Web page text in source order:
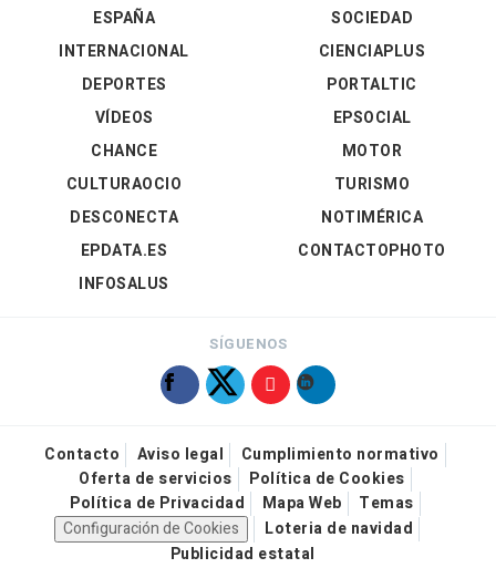
ESPAÑA
INTERNACIONAL
DEPORTES
VÍDEOS
SOCIEDAD
CIENCIAPLUS
PORTALTIC
EPSOCIAL
CHANCE
CULTURAOCIO
DESCONECTA
EPDATA.ES
INFOSALUS
MOTOR
TURISMO
NOTIMÉRICA
CONTACTOPHOTO
SÍGUENOS
Contacto Aviso legal
Cumplimiento normativo
Oferta de servicios
Política de Cookies
Política de Privacidad
Mapa Web
Temas
Configuración de Cookies
Loteria de navidad
Publicidad estatal